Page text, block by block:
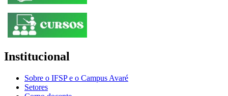
Institucional
Sobre o IFSP e o Campus Avaré
Setores